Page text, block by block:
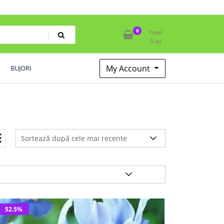
0
Total
0 lei
BUJORI My Account
52.5%